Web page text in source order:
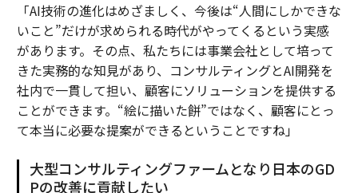
「AI技術の進化はめざましく、今後は“人間にしかできな
いこと”だけが求められる時代がやってくるという実感
があります。その点、私たちには事業会社として培って
きた実務的な知見があり、コンサルティングとAI開発を
社内で一貫して担い、顧客にソリューションを提供する
ことができます。“絵に描いた餅”ではなく、顧客にとっ
て本当に必要な提案ができるということですね」
大型コンサルティングファームとなり日本のGD
Pの改善に貢献したい